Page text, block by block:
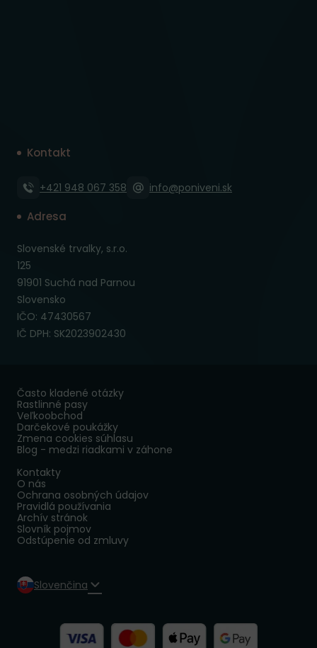
Kontakt
+421 948 067 358 info@poniveni.sk
Adresa
Slovenské trvalky, s.r.o.
125
91901 Suchá nad Parnou
Slovensko
IČO: 47430567
IČ DPH: SK2023902430
Často kladené otázky
Rastlinné pasy
Veľkoobchod
Darčekové poukážky
Zmena cookies súhlasu
Blog - medzi riadkami v záhone
Kontakty
O nás
Ochrana osobných údajov
Pravidlá používania
Archív stránok
Slovník pojmov
Odstúpenie od zmluvy
Slovenčina